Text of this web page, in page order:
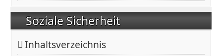
Soziale Sicherheit
Inhaltsverzeichnis